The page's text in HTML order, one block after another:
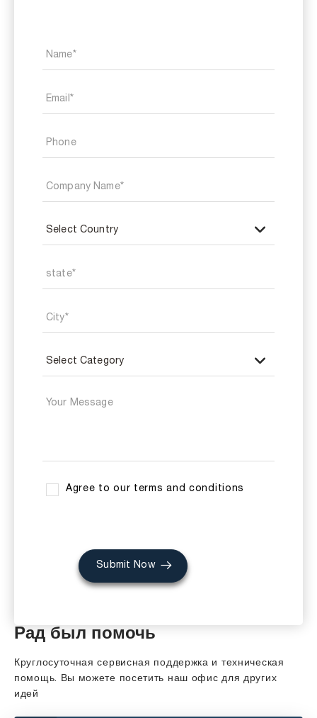
Agree to our terms and conditions
Submit Now
Рад был помочь
Круглосуточная сервисная поддержка и техническая
помощь. Вы можете посетить наш офис для других
идей